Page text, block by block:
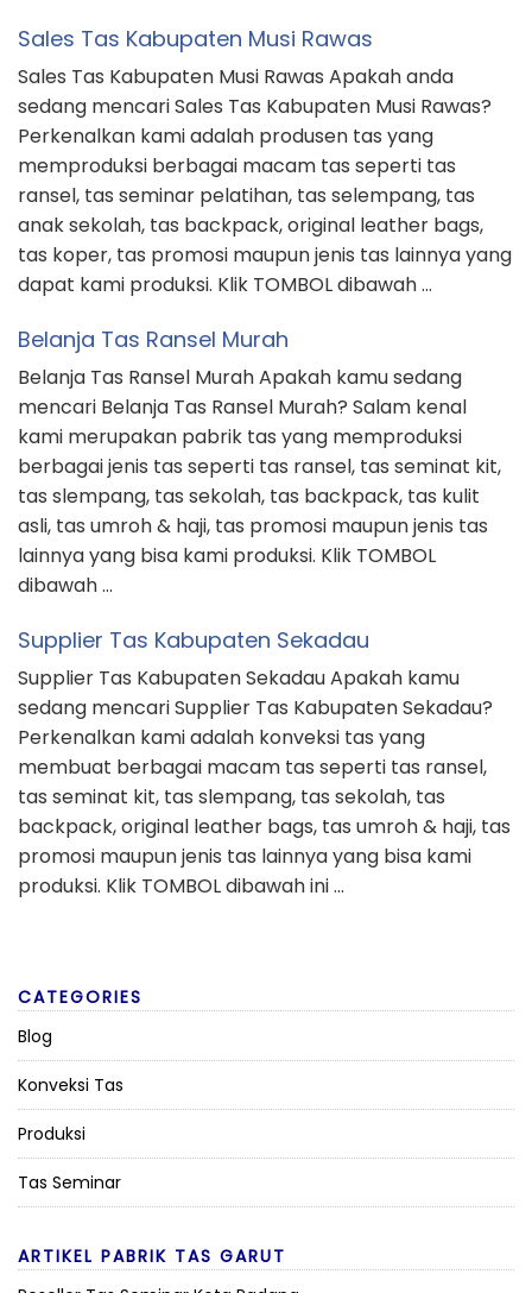
Sales Tas Kabupaten Musi Rawas
Sales Tas Kabupaten Musi Rawas Apakah anda
sedang mencari Sales Tas Kabupaten Musi Rawas?
Perkenalkan kami adalah produsen tas yang
memproduksi berbagai macam tas seperti tas
ransel, tas seminar pelatihan, tas selempang, tas
anak sekolah, tas backpack, original leather bags,
tas koper, tas promosi maupun jenis tas lainnya yang
dapat kami produksi. Klik TOMBOL dibawah …
Belanja Tas Ransel Murah
Belanja Tas Ransel Murah Apakah kamu sedang
mencari Belanja Tas Ransel Murah? Salam kenal
kami merupakan pabrik tas yang memproduksi
berbagai jenis tas seperti tas ransel, tas seminat kit,
tas slempang, tas sekolah, tas backpack, tas kulit
asli, tas umroh & haji, tas promosi maupun jenis tas
lainnya yang bisa kami produksi. Klik TOMBOL
dibawah …
Supplier Tas Kabupaten Sekadau
Supplier Tas Kabupaten Sekadau Apakah kamu
sedang mencari Supplier Tas Kabupaten Sekadau?
Perkenalkan kami adalah konveksi tas yang
membuat berbagai macam tas seperti tas ransel,
tas seminat kit, tas slempang, tas sekolah, tas
backpack, original leather bags, tas umroh & haji, tas
promosi maupun jenis tas lainnya yang bisa kami
produksi. Klik TOMBOL dibawah ini …
CATEGORIES
Blog
Konveksi Tas
Produksi
Tas Seminar
ARTIKEL PABRIK TAS GARUT